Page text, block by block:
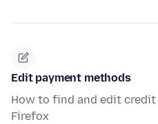
Edit payment methods
How to find and edit
Firefox